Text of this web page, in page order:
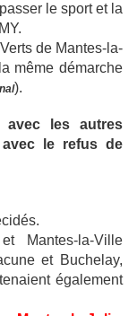
le sport et la
de Mantes-la-
même démarche
).
avec les autres
le refus de
Mantes-la-Ville
et Buchelay,
également